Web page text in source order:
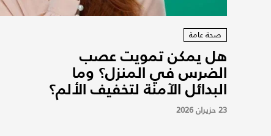
صحة عامة
هل يمكن تمويت عصب
الضرس في المنزل؟ وما
البدائل الآمنة لتخفيف الألم؟
23 حزيران 2026